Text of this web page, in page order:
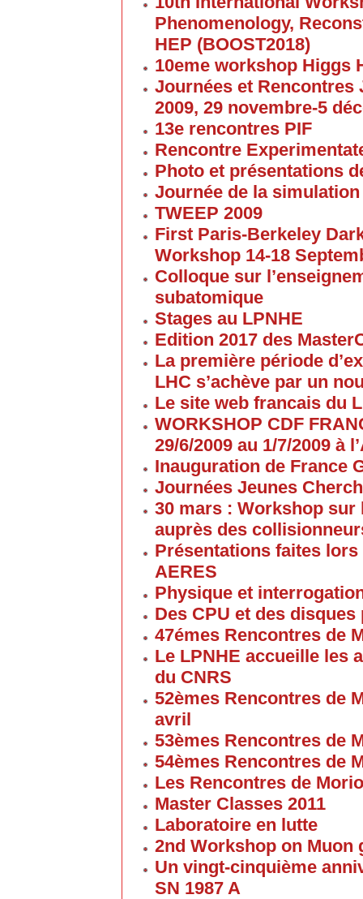
Phenomenology,
HEP (BOOST2018)
10eme workshop Higgs
Journées et Rencontres
2009, 29 novembre-5
13e rencontres PIF
Rencontre
Photo et présentations
Journée de la simulation
TWEEP 2009
First Paris-Berkeley
Workshop 14-18
Colloque sur
subatomique
Stages au LPNHE
Edition 2017 des
La première période
LHC s’achève par un
Le site web francais du
WORKSHOP CDF
29/6/2009 au 1/7/2009 à
Inauguration de France
Journées Jeunes
30 mars : Workshop
auprès des
Présentations faites
AERES
Physique et
Des CPU et des
47émes Rencontres de
Le LPNHE accueille les
du CNRS
52èmes Rencontres de
avril
53èmes Rencontres de
54èmes Rencontres de
Les Rencontres de
Master Classes 2011
Laboratoire en lutte
2nd Workshop on Muon
Un vingt-cinquième
SN 1987 A